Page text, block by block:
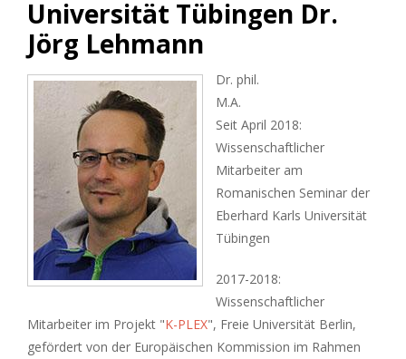
Universität Tübingen Dr.
Jörg Lehmann
Dr. phil.
M.A.
Seit April 2018:
Wissenschaftlicher
Mitarbeiter am
Romanischen Seminar der
Eberhard Karls Universität
Tübingen
2017-2018:
Wissenschaftlicher
Mitarbeiter im Projekt "K-PLEX", Freie Universität Berlin,
gefördert von der Europäischen Kommission im Rahmen